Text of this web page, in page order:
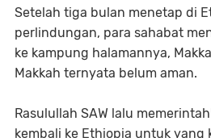
Setelah tiga bulan menetap di
perlindungan, para sahabat
ke kampung halamannya,
Makkah ternyata belum aman.
Rasulullah SAW lalu
kembali ke Ethiopia untuk yang